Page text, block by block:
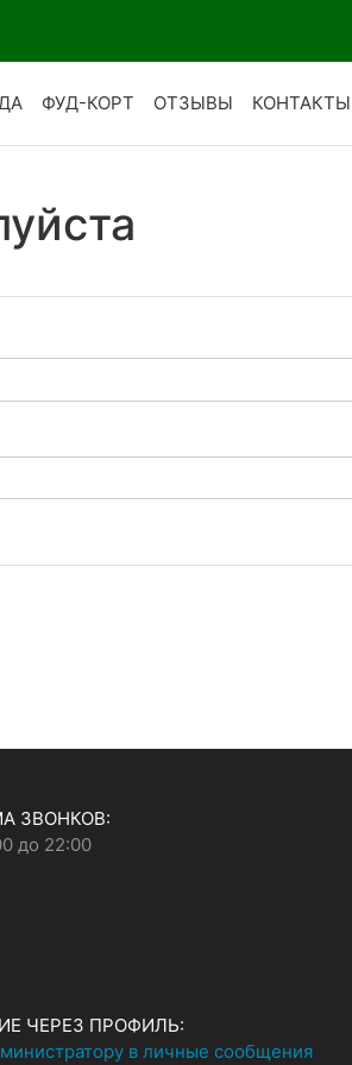
ФУД-КОРТ ОТЗЫВЫ КОНТАКТЫ
ЗВОНКОВ:
до 22:00
ЧЕРЕЗ ПРОФИЛЬ:
в личные сообщения